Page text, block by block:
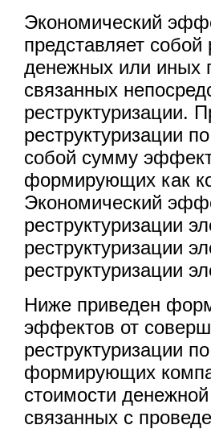
Экономический
представляет
денежных или иных
связанных
реструктуризации.
реструктуризации
собой сумму
формирующих как
Экономический
реструктуризации
реструктуризации
реструктуризации
Ниже приведен
эффектов от
реструктуризации
формирующих
стоимости
связанных с